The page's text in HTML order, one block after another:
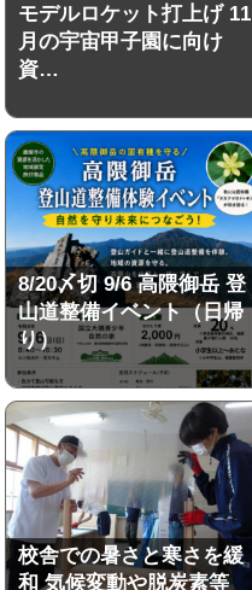
モデルロケット打上げ 11
月の宇宙甲子園に向け
資…
8/20〆切 9/6 高隈御岳 登
山道整備イベント（日帰
り）
校舎での暑さと寒さを緩
和 気候変動や脱炭素等